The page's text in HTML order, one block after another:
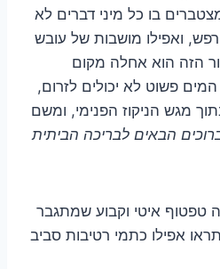
בו כל מיני דברים לא
ואפילו מושבות של עובש
הזה הוא אחלה מקום
פשוט לא יכולים לזרום,
מגש הניקוז הפנימי, ומשם
הבאים לבריכה הביתית
טפטוף איטי וקבוע שמתגבר
אפילו כתמי רטיבות סביב